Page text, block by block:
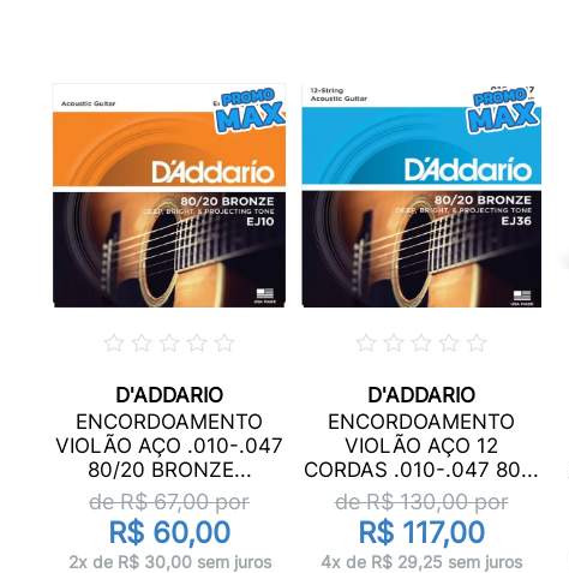
D'ADDARIO
ENCORDOAMENTO
VIOLÃO AÇO .010-.047
80/20 BRONZE...
de R$67,00por
R$ 60,00
2x de R$ 30,00 sem juros
D'ADDARIO
ENCORDOAMENTO
VIOLÃO AÇO 12
CORDAS .010-.047 80...
de R$130,00por
R$ 117,00
4x de R$ 29,25 sem juros